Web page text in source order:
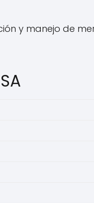
y manejo de